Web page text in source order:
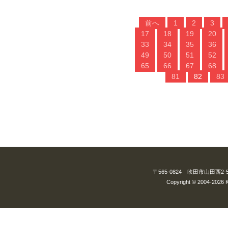
前へ 1 2
3
17
18 19
20
33
34 35
36
49
50 51
52
65
66 67
68
81
82 83
〒565-0824 吹田市山田西
Copyright © 2004-2026